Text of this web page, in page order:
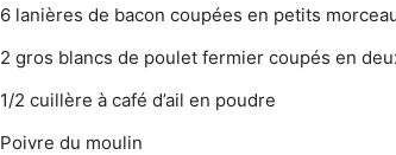
6 lanières de bacon coupées en petits
2 gros blancs de poulet fermier coupés en
1/2 cuillère à café d’ail en poudre
Poivre du moulin